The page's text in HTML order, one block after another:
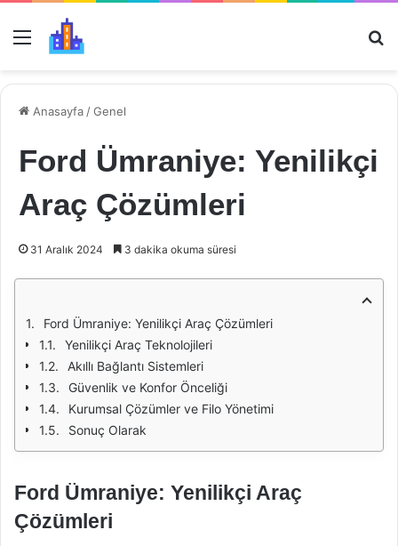
Menü
Anasayfa /Genel
Ford Ümraniye: Yenilikçi
Araç Çözümleri
31 Aralık 2024 3 dakika okuma süresi
Ford Ümraniye: Yenilikçi Araç Çözümleri
Yenilikçi Araç Teknolojileri
Akıllı Bağlantı Sistemleri
Güvenlik ve Konfor Önceliği
Kurumsal Çözümler ve Filo Yönetimi
Sonuç Olarak
Ford Ümraniye: Yenilikçi Araç
Çözümleri